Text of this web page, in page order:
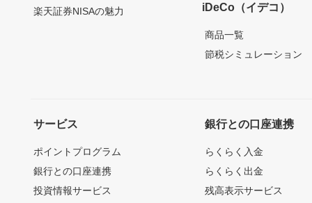
楽天証券NISAの魅力
iDeCo（イデコ）
商品一覧
節税シミュレーション
サービス
ポイントプログラム
銀行との口座連携
投資情報サービス
銀行との口座連携
らくらく入金
らくらく出金
残高表示サービス